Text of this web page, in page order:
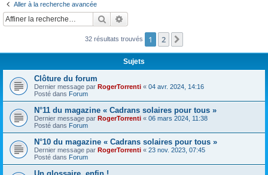
c
Aller à la recherche avancée
Rechercher
32 résultats trouvés 1 2
Sujets
Clôture du forum
Dernier message par RogerTorrenti « 04 avr. 2024, 14:16
Posté dans Forum
N°11 du magazine « Cadrans solaires pour tous »
Dernier message par RogerTorrenti « 06 mars 2024, 11:38
Posté dans Forum
N°10 du magazine « Cadrans solaires pour tous »
Dernier message par RogerTorrenti « 23 nov. 2023, 07:45
Posté dans Forum
Un glossaire, enfin !